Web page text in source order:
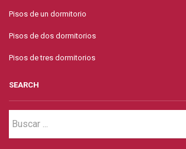
Pisos de un dormitorio
Pisos de dos dormitorios
Pisos de tres dormitorios
SEARCH